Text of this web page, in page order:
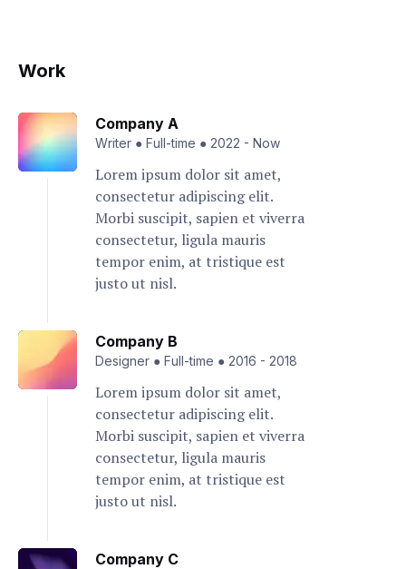
Work
Company A
Writer ● Full-time ● 2022 - Now
Lorem ipsum dolor sit amet,
consectetur adipiscing elit.
Morbi suscipit, sapien et viverra
consectetur, ligula mauris
tempor enim, at tristique est
justo ut nisl.
Company B
Designer ● Full-time ● 2016 - 2018
Lorem ipsum dolor sit amet,
consectetur adipiscing elit.
Morbi suscipit, sapien et viverra
consectetur, ligula mauris
tempor enim, at tristique est
justo ut nisl.
Company C